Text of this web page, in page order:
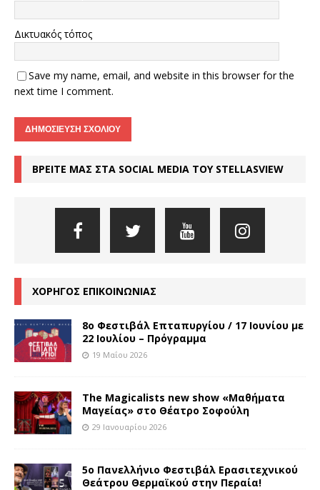
Δικτυακός τόπος
Save my name, email, and website in this browser for the
next time I comment.
ΒΡΕΙΤΕ ΜΑΣ ΣΤΑ SOCIAL MEDIA ΤΟΥ STELLASVIEW
ΧΟΡΗΓΟΣ ΕΠΙΚΟΙΝΩΝΙΑΣ
8o Φεστιβάλ Επταπυργίου / 17 Ιουνίου με
22 Ιουλίου – Πρόγραμμα
19 Μαΐου 2026
The Magicalists new show «Μαθήματα
Μαγείας» στο Θέατρο Σοφούλη
29 Ιανουαρίου 2026
5ο Πανελλήνιο Φεστιβάλ Ερασιτεχνικού
Θεάτρου Θερμαϊκού στην Περαία!